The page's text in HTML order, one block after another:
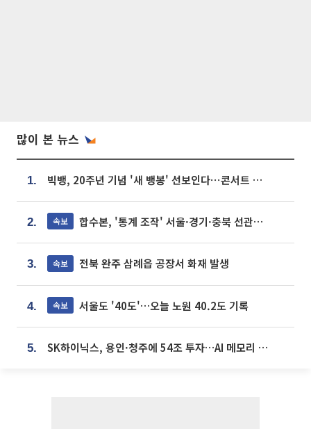
많이 본 뉴스
1. 빅뱅, 20주년 기념 '새 뱅봉' 선보인다⋯콘서트 앞두고 팝업 개최
2. 속보 합수본, '통계 조작' 서울·경기·충북 선관위 등 추가 압수수색
3. 속보 전북 완주 삼례읍 공장서 화재 발생
4. 속보 서울도 '40도'…오늘 노원 40.2도 기록
5. SK하이닉스, 용인·청주에 54조 투자…AI 메모리 생산기지 키운다